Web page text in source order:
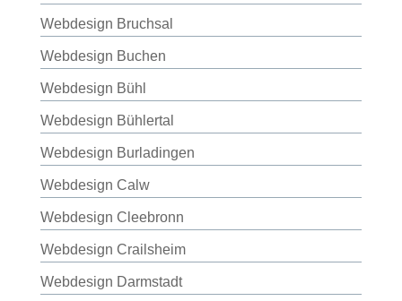
Webdesign Bruchsal
Webdesign Buchen
Webdesign Bühl
Webdesign Bühlertal
Webdesign Burladingen
Webdesign Calw
Webdesign Cleebronn
Webdesign Crailsheim
Webdesign Darmstadt